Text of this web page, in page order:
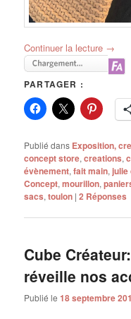
Continuer la lecture →
PARTAGER :
Publié dans Exposition,
concept store,creations,
évènement,fait main,julie
Concept,mourillon,
sacs,toulon |2 Réponses
Cube
réveille nos
Publié le18 septembre